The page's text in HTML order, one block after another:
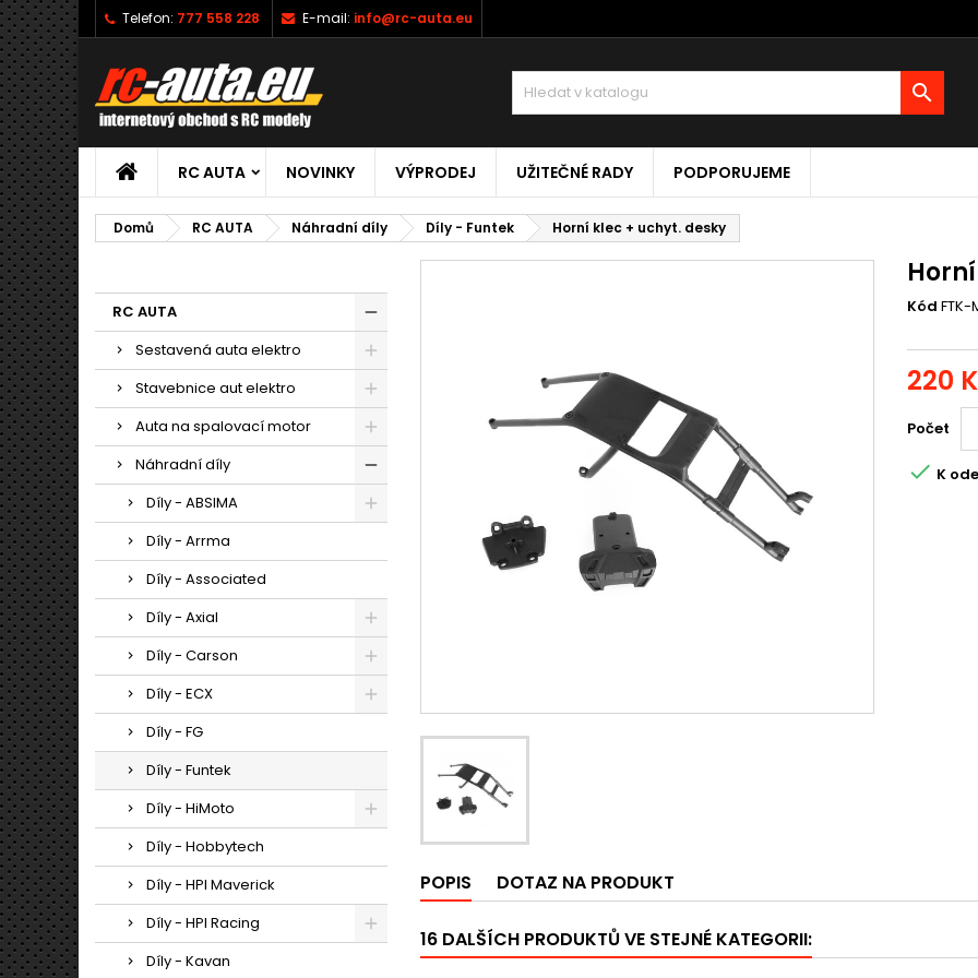
Telefon: 777 558 228 E-mail: info@rc-auta.eu

RC AUTA NOVINKY VÝPRODEJ UŽITEČNÉ RADY PODPORUJEME
Domů RC AUTA Náhradní díly Díly - Funtek Horní klec + uchyt. desky
RC AUTA
Sestavená auta elektro
Stavebnice aut elektro
Auta na spalovací motor
Náhradní díly
Díly - ABSIMA
Díly - Arrma
Díly - Associated
Díly - Axial
Díly - Carson
Díly - ECX
Díly - FG
Díly - Funtek
Díly - HiMoto
Díly - Hobbytech
Díly - HPI Maverick
Díly - HPI Racing
Díly - Kavan
Kód
220
Počet
 K
POPIS DOTAZ NA PRODUKT
16 DALŠÍCH PRODUKTŮ VE STEJNÉ KATEGORII: